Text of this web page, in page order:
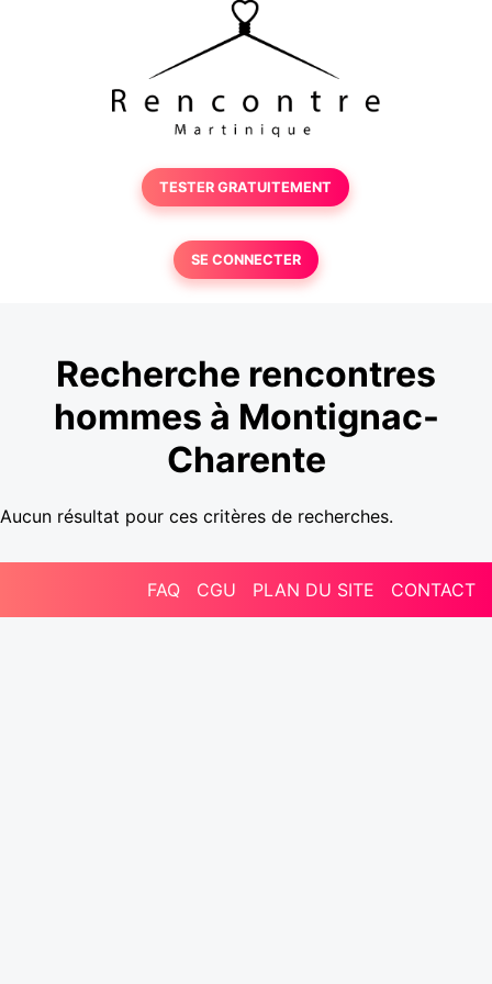
TESTER GRATUITEMENT
SE CONNECTER
Recherche rencontres
hommes à Montignac-
Charente
Aucun résultat pour ces critères de recherches.
FAQ CGU PLAN DU SITE CONTACT